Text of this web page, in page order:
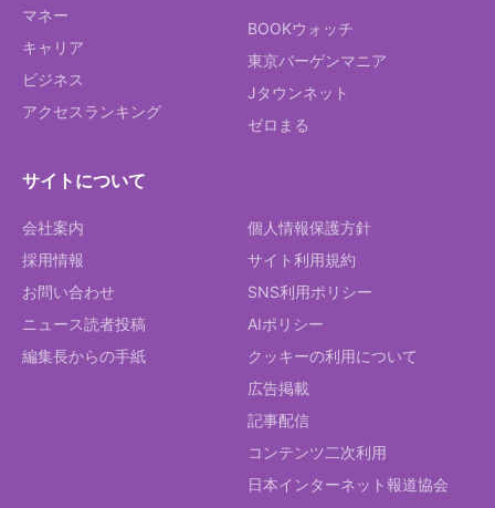
マネー
キャリア
ビジネス
アクセスランキング
BOOKウォッチ
東京バーゲンマニア
Jタウンネット
ゼロまる
サイトについて
会社案内
採用情報
お問い合わせ
ニュース読者投稿
編集長からの手紙
個人情報保護方針
サイト利用規約
SNS利用ポリシー
AIポリシー
クッキーの利用について
広告掲載
記事配信
コンテンツ二次利用
日本インターネット報道協会